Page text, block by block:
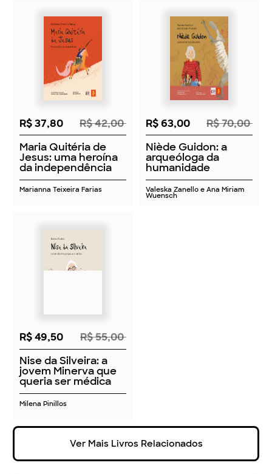
R$ 37,80
R$ 42,00
Maria Quitéria de
Jesus: uma heroína
da independência
Marianna Teixeira Farias
R$ 63,00
R$ 70,00
Niède Guidon: a
arqueóloga da
humanidade
Valeska Zanello e Ana Miriam
Wuensch
R$ 49,50
R$ 55,00
Nise da Silveira: a
jovem Minerva que
queria ser médica
Milena Pinillos
Ver Mais Livros Relacionados